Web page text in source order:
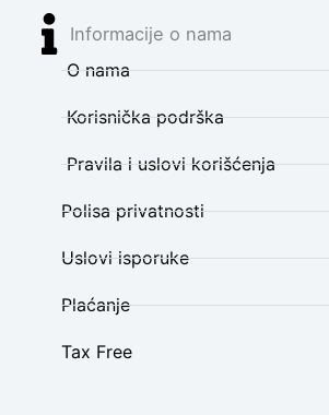
Informacije o nama
O nama
Korisnička podrška
Pravila i uslovi korišćenja
Polisa privatnosti
Uslovi isporuke
Plaćanje
Tax Free